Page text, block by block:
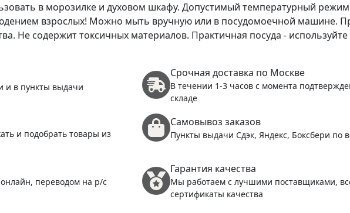
в морозилке и духовом шкафу. Допустимый температурный
взрослых! Можно мыть вручную или в посудомоечной машине.
Не содержит токсичных материалов. Практичная посуда - используйте
и в пункты выдачи
Срочная доставка по Москве
В течении 1-3 часов с момента
складе
и подобрать товары из
Самовывоз заказов
Пункты выдачи Сдэк, Яндекс, Боксбери по
переводом на р/с
Гарантия качества
Мы работаем с лучшими поставщиками,
сертификаты качества